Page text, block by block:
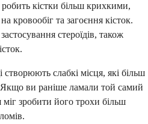
кістки більш крихкими,
кровообіг та загоєння кісток.
стероїдів, також
слабкі місця, які більш
ви раніше ламали той самий
зробити його трохи більш